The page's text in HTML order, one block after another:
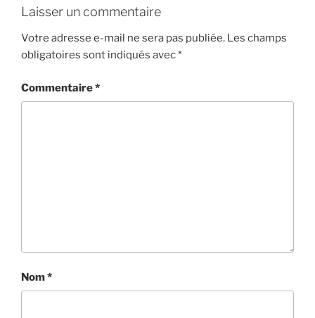
Laisser un commentaire
Votre adresse e-mail ne sera pas publiée. Les champs
obligatoires sont indiqués avec*
Commentaire*
Nom*